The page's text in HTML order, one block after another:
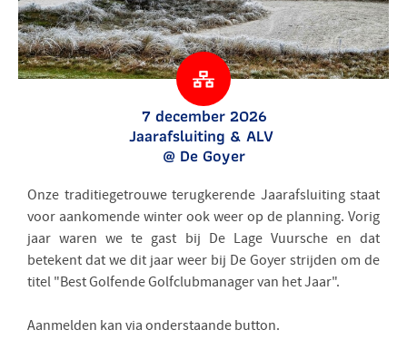
7 december 2026
Jaarafsluiting & ALV
@ De Goyer
Onze traditiegetrouwe terugkerende Jaarafsluiting staat
voor aankomende winter ook weer op de planning. Vorig
jaar waren we te gast bij De Lage Vuursche en dat
betekent dat we dit jaar weer bij De Goyer strijden om de
titel "Best Golfende Golfclubmanager van het Jaar".
Aanmelden kan via onderstaande button.